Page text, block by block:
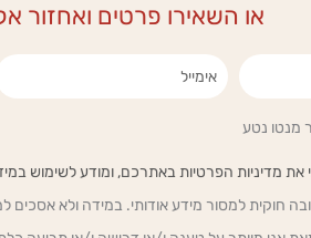
או השאירו פרטים ואחזור
אימייל
מנטו נטע
מדיניות הפרטיות באתרכם, ומודע לשימוש במידע
חוקית למסור מידע אודותי. במידה ולא אסכים